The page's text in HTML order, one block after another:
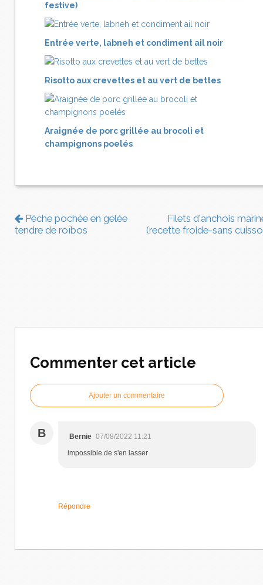
festive)
Entrée verte, labneh et condiment ail noir
Risotto aux crevettes et au vert de bettes
Araignée de porc grillée au brocoli et
champignons poelés
Pêche pochée en gelée
tendre de roïbos
Filets d'anchois
(recette froide-sans
Commenter cet article
Ajouter un commentaire
B Bernie 07/08/2022 11:21
impossible de s'en lasser
Répondre